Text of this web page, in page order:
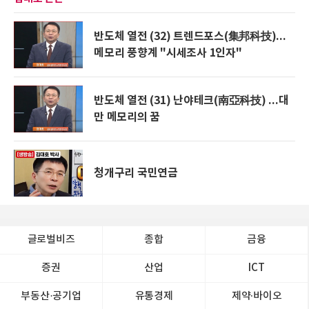
반도체 열전 (32) 트렌드포스(集邦科技)...
메모리 풍향계 "시세조사 1인자"
반도체 열전 (31) 난야테크(南亞科技) ...대
만 메모리의 꿈
청개구리 국민연금
글로벌비즈 종합 금융
증권 산업 ICT
부동산·공기업 유통경제 제약∙바이오